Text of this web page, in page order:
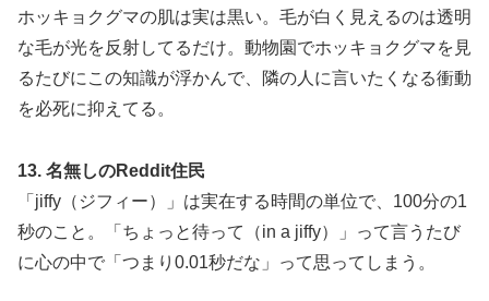
ホッキョクグマの肌は実は黒い。毛が白く見えるのは透明
な毛が光を反射してるだけ。動物園でホッキョクグマを見
るたびにこの知識が浮かんで、隣の人に言いたくなる衝動
を必死に抑えてる。
13. 名無しのReddit住民
「jiffy（ジフィー）」は実在する時間の単位で、100分の1
秒のこと。「ちょっと待って（in a jiffy）」って言うたび
に心の中で「つまり0.01秒だな」って思ってしまう。